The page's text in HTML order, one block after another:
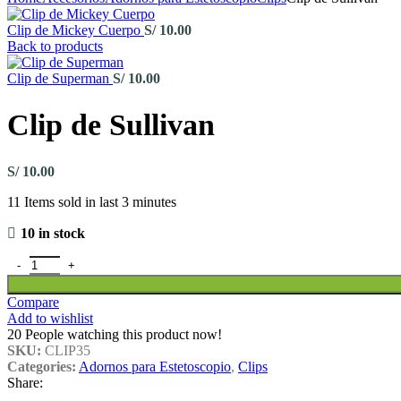
Clip de Mickey Cuerpo S/10.00
Back to products
Clip de Superman S/10.00
Clip de Sullivan
S/10.00
11 Items sold in last 3 minutes
10 in stock
Compare
Add to wishlist
20 People watching this product now!
SKU: CLIP35
Categories: Adornos para Estetoscopio, Clips
Share: